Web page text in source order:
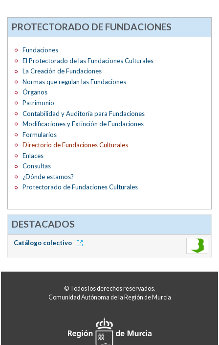
PROTECTORADO DE FUNDACIONES
Fundaciones
El Protectorado de las Fundaciones Culturales
La Creación de Fundaciones
Normas que regulan las Fundaciones
Órganos
Patrimonio
Contabilidad y Auditoría para Fundaciones
Modificaciones y Extinción de Fundaciones
Formularios
Directorio de Fundaciones Culturales
Enlaces
Consultas
¿Dónde estamos?
Protectorado de Fundaciones Culturales
DESTACADOS
Catálogo colectivo
© Todos los derechos reservados.
Comunidad Autónoma de la Región de Murcia